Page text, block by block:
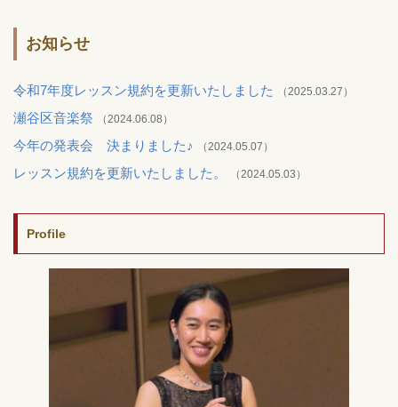
お知らせ
令和7年度レッスン規約を更新いたしました （2025.03.27）
瀬谷区音楽祭 （2024.06.08）
今年の発表会 決まりました♪ （2024.05.07）
レッスン規約を更新いたしました。 （2024.05.03）
Profile